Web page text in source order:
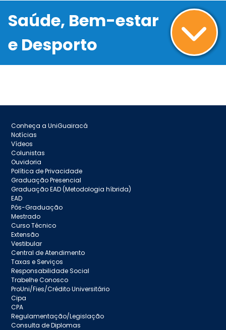
Saúde, Bem-estar
e Desporto
Conheça a UniGuairacá
Notícias
Vídeos
Colunistas
Ouvidoria
Política de Privacidade
Graduação Presencial
Graduação EAD (Metodologia híbrida)
EAD
Pós-Graduação
Mestrado
Curso Técnico
Extensão
Vestibular
Central de Atendimento
Taxas e Serviços
Responsabilidade Social
Trabelhe Conosco
ProUni/Fies/Crédito Universitário
Cipa
CPA
Regulamentação/Legislação
Consulta de Diplomas